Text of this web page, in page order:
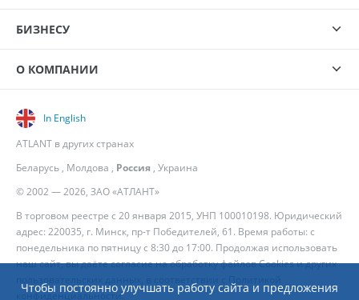
Чтобы постоянно улучшать работу сайта и предложения
БИЗНЕСУ
О КОМПАНИИ
© 2002 — 2026, ЗАО «АТЛАНТ»
В торговом реестре с 20 января 2015, УНП 100010198. Юридический
адрес: 220035, г. Минск, пр-т Победителей, 61. Время работы: с
понедельника по пятницу с 8:30 до 17:00. Продолжая использовать
наш сайт, вы даёте согласие на обработку файлов Cookies и других
конфиденциальности.
In English
ATLANT в других странах
Беларусь , Молдова , Россия , Украина